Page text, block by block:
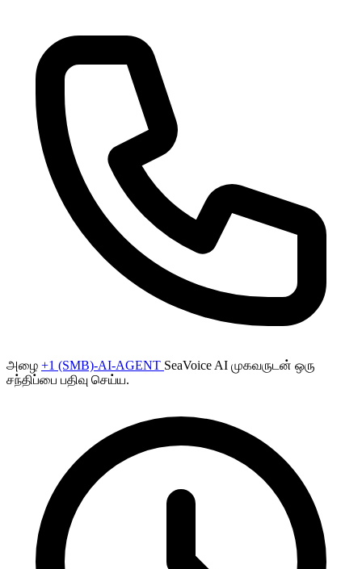
அழை +1 (SMB)-AI-AGENT SeaVoice AI முகவருடன் ஒரு
சந்திப்பை பதிவு செய்ய.